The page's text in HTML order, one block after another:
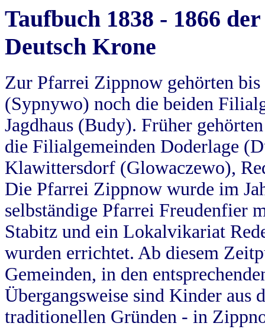
Taufbuch 1838 - 1866
Deutsch Krone
Zur Pfarrei Zippnow gehörten
(Sypnywo) noch die beiden
Jagdhaus (Budy). Früher
die Filialgemeinden Doderlage
Klawittersdorf (Glowaczewo),
Die Pfarrei Zippnow wurde im
selbständige Pfarrei Freudenfier
Stabitz und ein Lokalvikariat
wurden errichtet. Ab diesem
Gemeinden, in den
Übergangsweise sind Kinder aus
traditionellen Gründen - in